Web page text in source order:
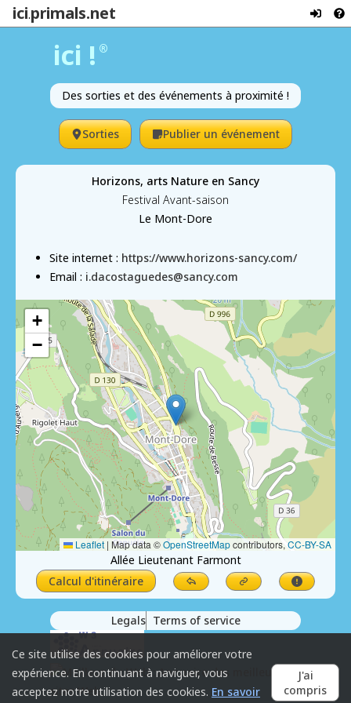
ici.primals.net
ici ! ®
Des sorties et des événements à proximité !
Sorties Publier un événement
Horizons, arts Nature en Sancy
Festival Avant-saison
Le Mont-Dore
Site internet : https://www.horizons-sancy.com/
Email : i.dacostaguedes@sancy.com
+
−
Leaflet | Map data ©OpenStreetMapcontributors,CC-BY-SA
Allée Lieutenant Farmont
Calcul d'itinéraire
Legals Terms of service
Ce site utilise des cookies pour améliorer votre
expérience. En continuant à naviguer, vous
acceptez notre utilisation des cookies. En savoir
J'ai
compris